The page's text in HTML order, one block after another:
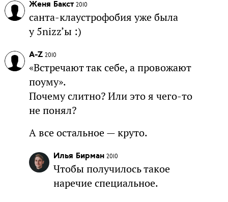
Женя Бакст 2010
санта-клаустрофобия уже была
у 5nizz’ы :)
A-Z 2010
«Встречают так себе, а провожают
поуму».
Почему слитно? Или это я чего-то
не понял?
А все остальное — круто.
Илья Бирман 2010
Чтобы получилось такое
наречие специальное.